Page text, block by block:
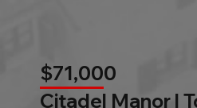
$71,000
Citadel Manor l